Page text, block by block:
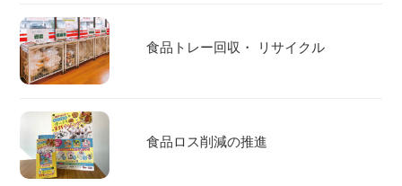
食品トレー回収・ リサイクル
食品ロス削減の推進